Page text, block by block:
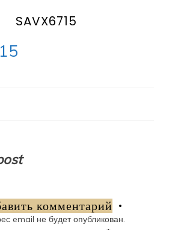
SAVX6715
комментарий
email не будет опубликован.